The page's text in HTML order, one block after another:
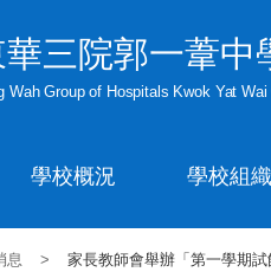
華三院郭一葦中
Wah Group of Hospitals Kwok Yat Wai
學校概況 學校組織
息 > 家長教師會舉辦「第一學期試